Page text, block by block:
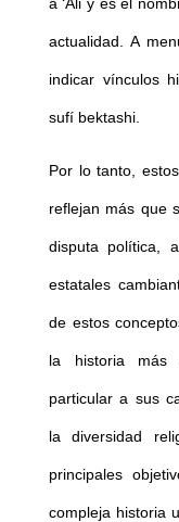
actualidad. A
indicar vínculos
sufí bektashi.
Por lo tanto,
reflejan más que
disputa política,
estatales
de estos
la historia más
particular a sus
la diversidad
principales
compleja historia